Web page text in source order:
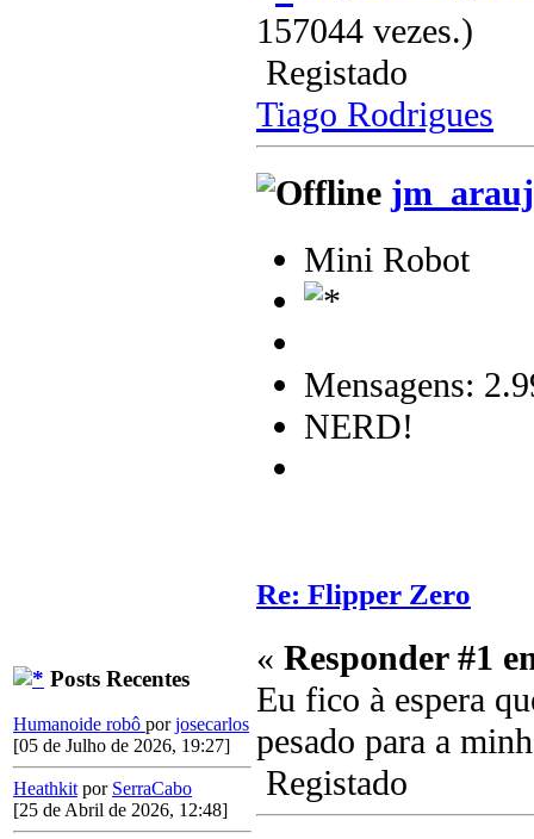
Posts Recentes
Humanoide robô porjosecarlos
[05 de Julho de 2026, 19:27]
Heathkit por SerraCabo
[25 de Abril de 2026, 12:48]
157044 vezes.)
Registado
Tiago Rodrigues
Mini Robot
Mensagens:
NERD!
Re: Flipper Zero
« Responder #1
Eu fico à espera
pesado para a
Registado